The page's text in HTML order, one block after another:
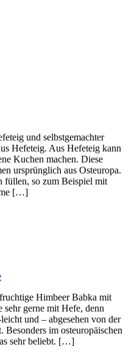
und selbstgemachter
Hefeteig. Aus Hefeteig kann
Kuchen machen. Diese
ursprünglich aus Osteuropa.
füllen, so zum Beispiel mit
[…]
Himbeer Babka mit
gerne mit Hefe, denn
und – abgesehen von der
Besonders im osteuropäischen
sehr beliebt. […]